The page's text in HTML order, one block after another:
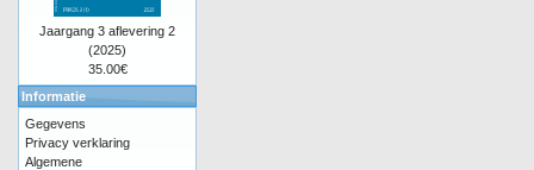
Jaargang 3 aflevering 2
(2025)
35.00€
Informatie
Gegevens
Privacy verklaring
Algemene